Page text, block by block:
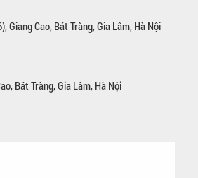
Giang Cao, Bát Tràng, Gia Lâm, Hà Nội
Bát Tràng, Gia Lâm, Hà Nội